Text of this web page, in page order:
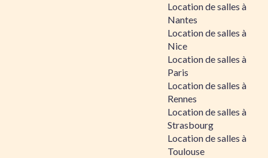
Location de salles à
Nantes
Location de salles à
Nice
Location de salles à
Paris
Location de salles à
Rennes
Location de salles à
Strasbourg
Location de salles à
Toulouse